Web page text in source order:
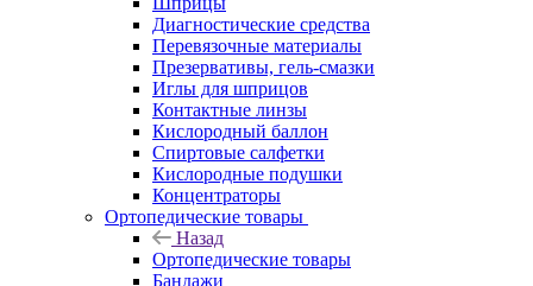
Диагностические средства
Перевязочные материалы
Презервативы, гель-смазки
Иглы для шприцов
Контактные линзы
Кислородный баллон
Спиртовые салфетки
Кислородные подушки
Концентраторы
Ортопедические товары
Назад
Ортопедические товары
Бандажи